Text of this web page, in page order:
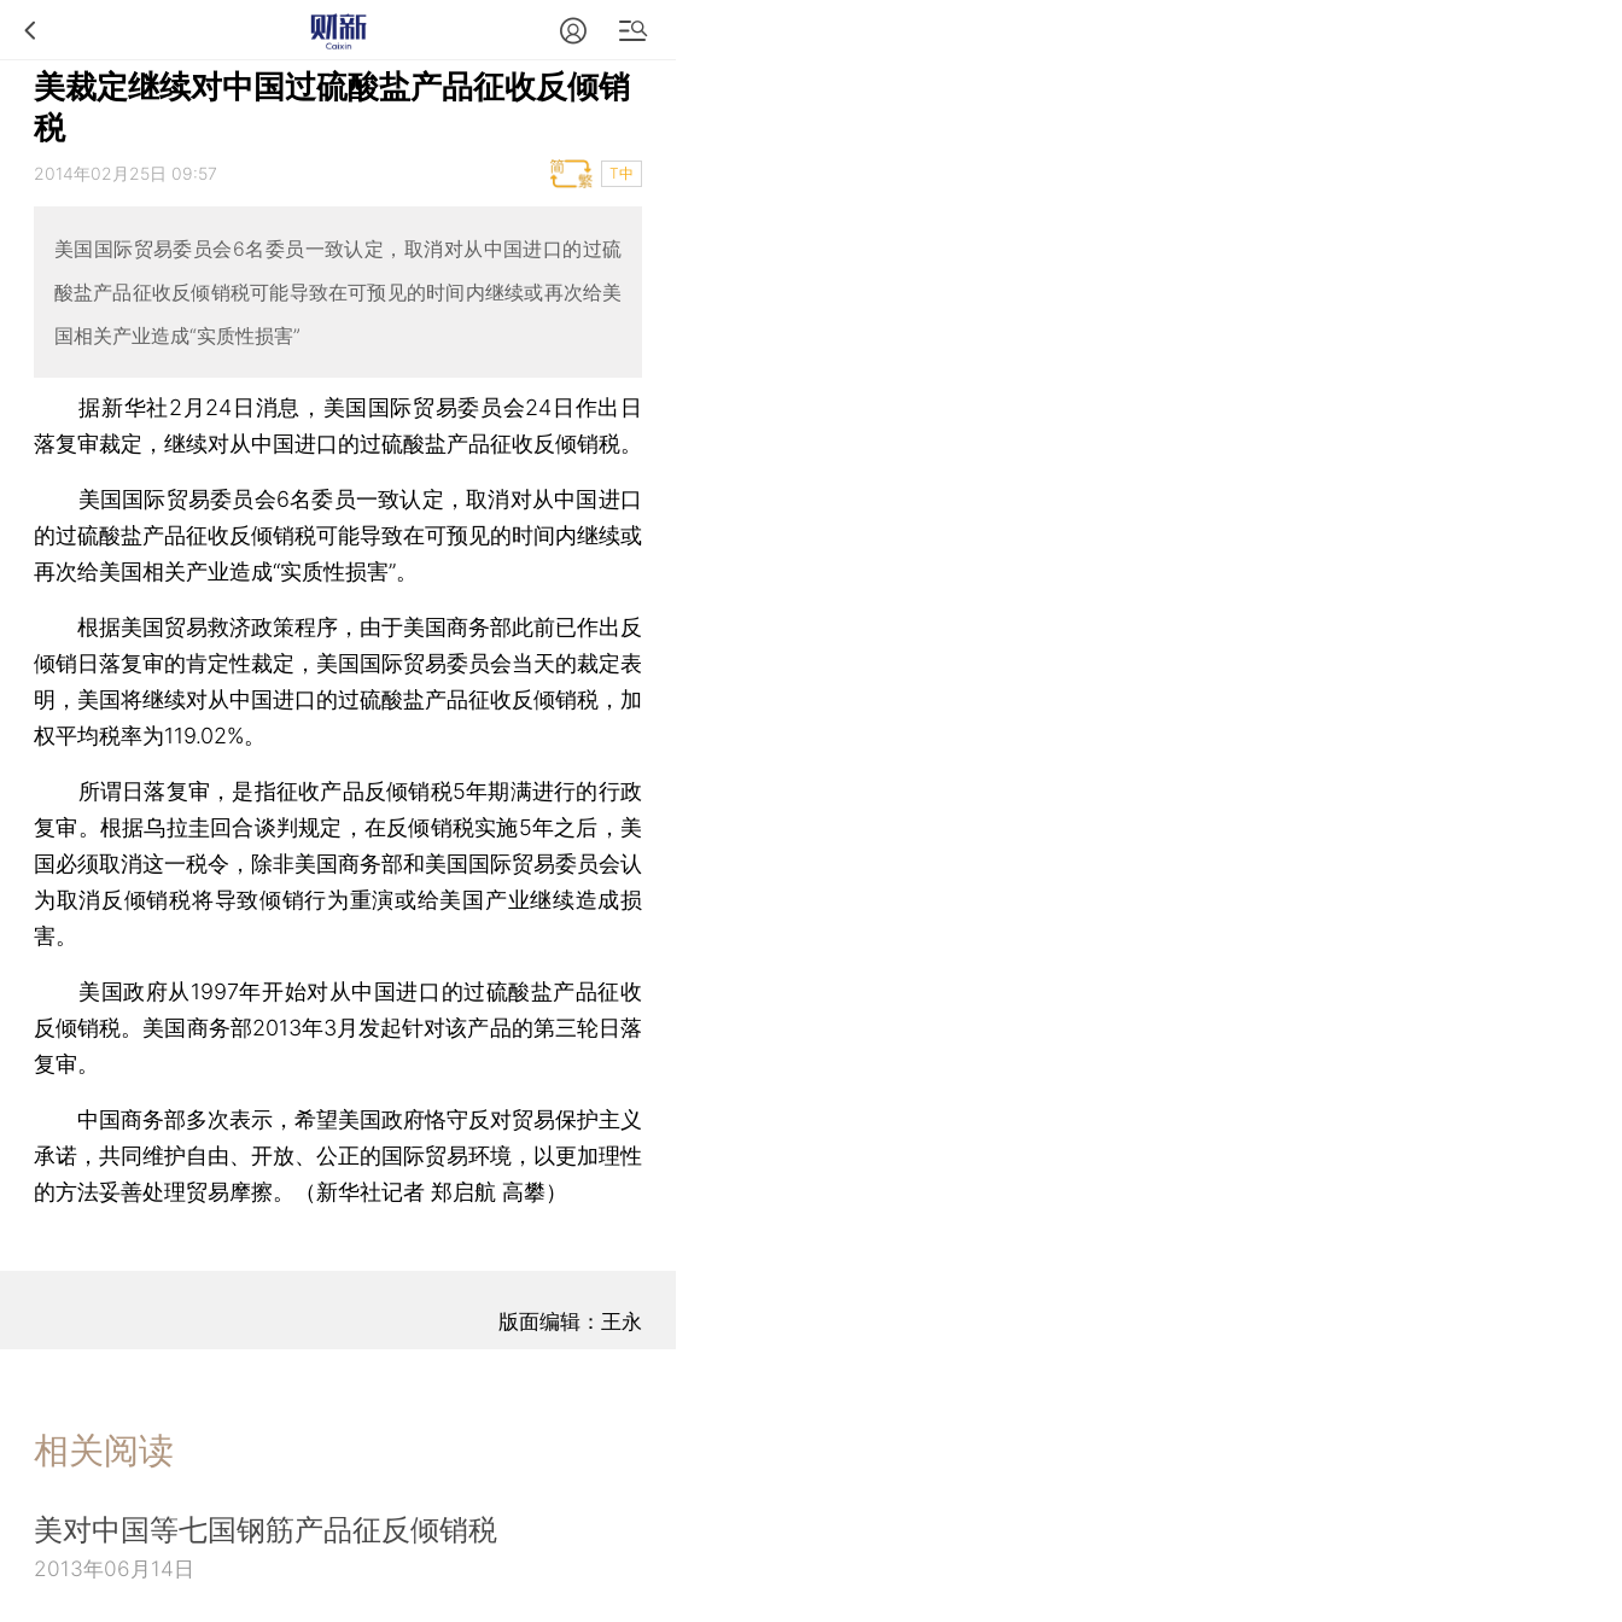
美裁定继续对中国过硫酸盐产品征收反倾销
税
2014年02月25日 09:57 T中
美国国际贸易委员会6名委员一致认定，取消对从中国进口的过硫
酸盐产品征收反倾销税可能导致在可预见的时间内继续或再次给美
国相关产业造成“实质性损害”
据新华社2月24日消息，美国国际贸易委员会24日作出日
落复审裁定，继续对从中国进口的过硫酸盐产品征收反倾销税。
美国国际贸易委员会6名委员一致认定，取消对从中国进口
的过硫酸盐产品征收反倾销税可能导致在可预见的时间内继续或
再次给美国相关产业造成“实质性损害”。
根据美国贸易救济政策程序，由于美国商务部此前已作出反
倾销日落复审的肯定性裁定，美国国际贸易委员会当天的裁定表
明，美国将继续对从中国进口的过硫酸盐产品征收反倾销税，加
权平均税率为119.02%。
所谓日落复审，是指征收产品反倾销税5年期满进行的行政
复审。根据乌拉圭回合谈判规定，在反倾销税实施5年之后，美
国必须取消这一税令，除非美国商务部和美国国际贸易委员会认
为取消反倾销税将导致倾销行为重演或给美国产业继续造成损
害。
美国政府从1997年开始对从中国进口的过硫酸盐产品征收
反倾销税。美国商务部2013年3月发起针对该产品的第三轮日落
复审。
中国商务部多次表示，希望美国政府恪守反对贸易保护主义
承诺，共同维护自由、开放、公正的国际贸易环境，以更加理性
的方法妥善处理贸易摩擦。（新华社记者 郑启航 高攀）
版面编辑：王永
相关阅读
美对中国等七国钢筋产品征反倾销税
2013年06月14日